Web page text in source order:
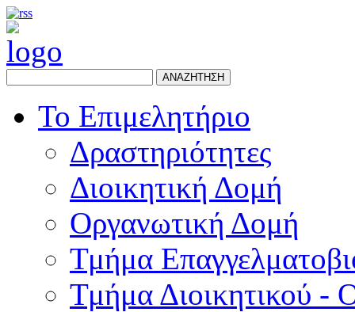
ΑΝΑΖΗΤΗΣΗ
Το Επιμελητήριο
Δραστηριότητες
Διοικητική Δομή
Οργανωτική Δομή
Τμήμα
Τμήμα Διοικητικού -